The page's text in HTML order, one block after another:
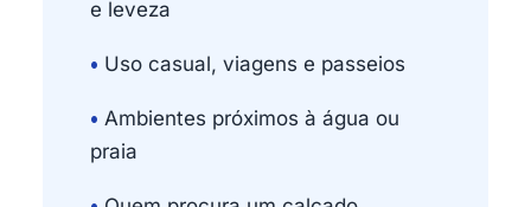
e leveza
• Uso casual, viagens e passeios
• Ambientes próximos à água ou
praia